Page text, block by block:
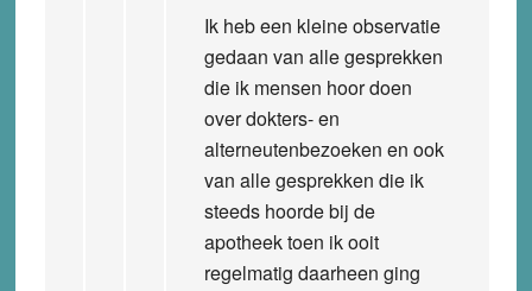
Ik heb een kleine observatie
gedaan van alle gesprekken
die ik mensen hoor doen
over dokters- en
alterneutenbezoeken en ook
van alle gesprekken die ik
steeds hoorde bij de
apotheek toen ik ooit
regelmatig daarheen ging